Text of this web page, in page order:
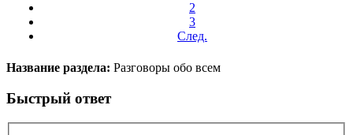
2
3
След.
Название раздела: Разговоры обо всем
Быстрый ответ